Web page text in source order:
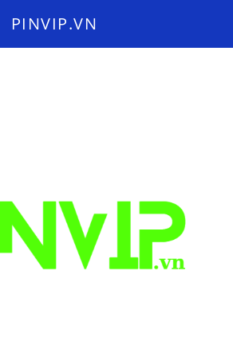
PINVIP.VN
Search
for: